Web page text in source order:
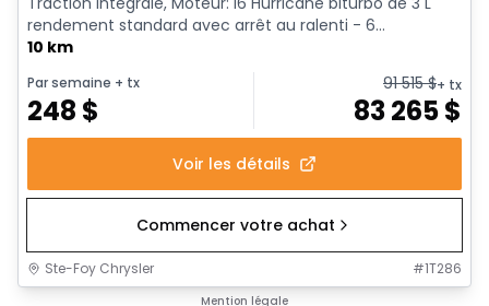
rendement standard avec arrêt au ralenti - 6...
10 km
Par semaine + tx
248 $
91 515$+ tx
83 265$
Voir les détails
Commencer votre achat
Ste-Foy Chrysler #1T286
Mention légale